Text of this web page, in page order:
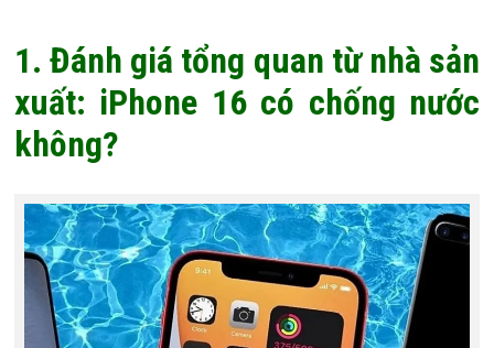
1. Đánh giá tổng quan từ nhà sản
xuất: iPhone 16 có chống nước
không?